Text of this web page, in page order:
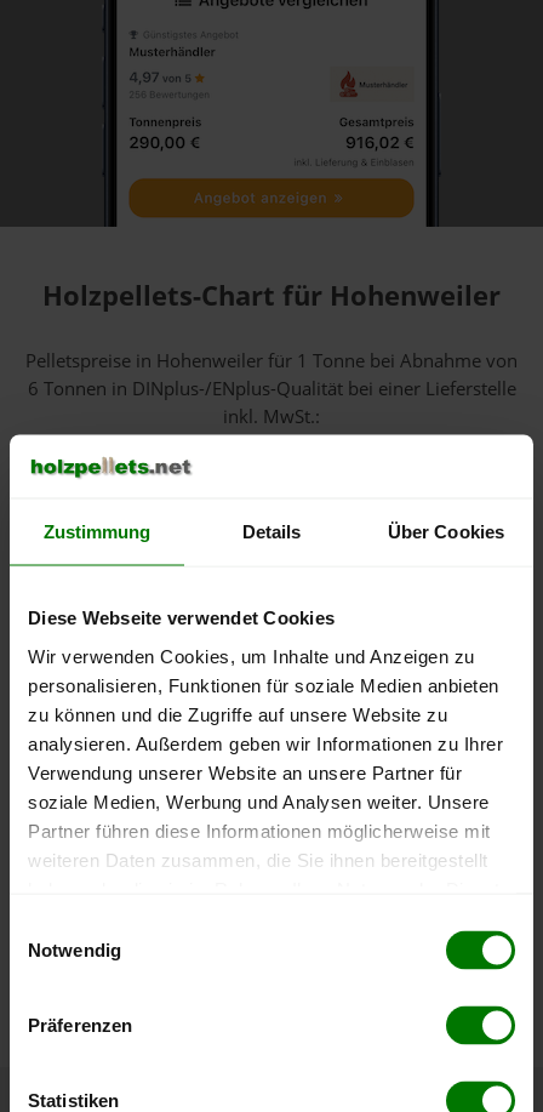
Zustimmung Details Über Cookies
Diese Webseite verwendet Cookies
Wir verwenden Cookies, um Inhalte und Anzeigen zu
personalisieren, Funktionen für soziale Medien anbieten
zu können und die Zugriffe auf unsere Website zu
analysieren. Außerdem geben wir Informationen zu Ihrer
Verwendung unserer Website an unsere Partner für
soziale Medien, Werbung und Analysen weiter. Unsere
Partner führen diese Informationen möglicherweise mit
weiteren Daten zusammen, die Sie ihnen bereitgestellt
Notwendig
Präferenzen
Statistiken
Holzpellets-Chart für Hohenweiler
Pelletspreise in Hohenweiler für 1 Tonne bei Abnahmevon
6 Tonnen in DINplus-/ENplus-Qualität bei einer Lieferstelle
inkl. MwSt.:
September
2025
Januar
2026
Mai
2026
0 €
200 €
Die aktuelle Preisentwicklung für Holzpellets in Österreich
-Seite